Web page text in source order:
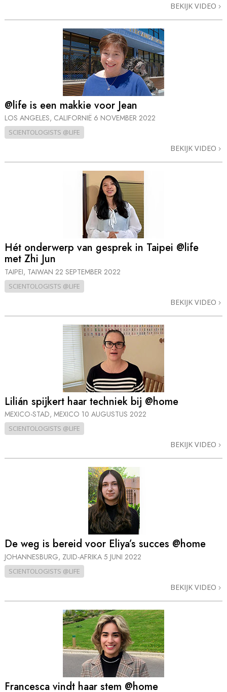
BEKIJK VIDEO
@life is een makkie voor Jean
LOS ANGELES, CALIFORNIË 6 NOVEMBER 2022
SCIENTOLOGISTS @LIFE
BEKIJK VIDEO
Hét onderwerp van gesprek in Taipei @life
met Zhi Jun
TAIPEI, TAIWAN 22 SEPTEMBER 2022
SCIENTOLOGISTS @LIFE
BEKIJK VIDEO
Lilián spijkert haar techniek bij @home
MEXICO-STAD, MEXICO 10 AUGUSTUS 2022
SCIENTOLOGISTS @LIFE
BEKIJK VIDEO
De weg is bereid voor Eliya’s succes @home
JOHANNESBURG, ZUID-AFRIKA 5 JUNI 2022
SCIENTOLOGISTS @LIFE
BEKIJK VIDEO
Francesca vindt haar stem @home